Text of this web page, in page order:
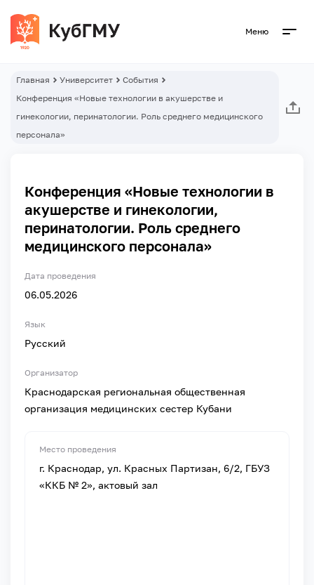
Меню
Главная Университет
События
Конференция «Новые технологии в акушерстве и
гинекологии, перинатологии. Роль среднего медицинского
персонала»
Конференция «Новые технологии в
акушерстве и гинекологии,
перинатологии. Роль среднего
медицинского персонала»
Дата проведения
06.05.2026
Язык
Русский
Организатор
Краснодарская региональная общественная
организация медицинских сестер Кубани
Место проведения
г. Краснодар, ул. Красных Партизан, 6/2, ГБУЗ
«ККБ № 2», актовый зал